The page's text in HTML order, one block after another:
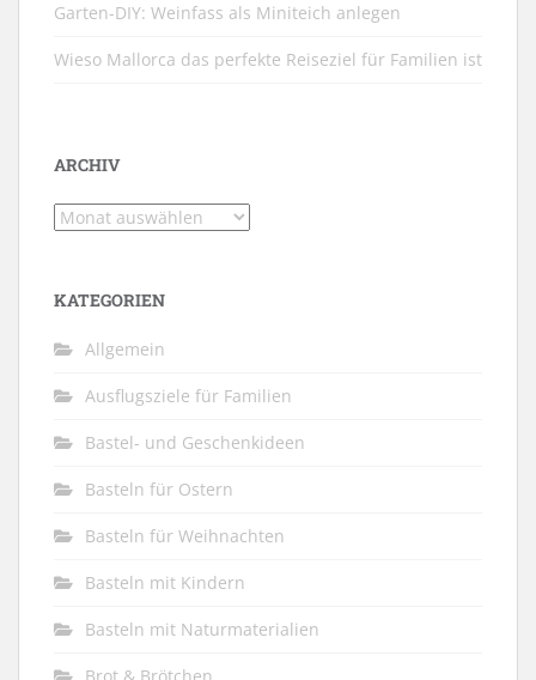
Garten-DIY: Weinfass als Miniteich anlegen
Wieso Mallorca das perfekte Reiseziel für Familien ist
ARCHIV
Archiv
KATEGORIEN
Allgemein
Ausflugsziele für Familien
Bastel- und Geschenkideen
Basteln für Ostern
Basteln für Weihnachten
Basteln mit Kindern
Basteln mit Naturmaterialien